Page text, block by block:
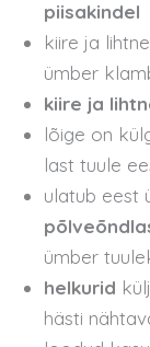
piisakindel
kiire ja
ümber
kiire ja
lõige on
last tuule
ulatub eest
ümber
helkurid
hästi